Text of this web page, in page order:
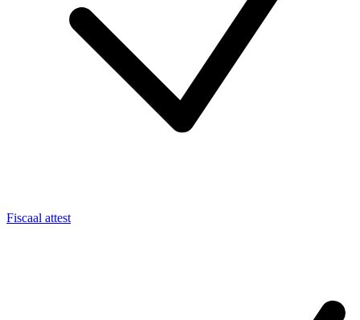
Fiscaal attest